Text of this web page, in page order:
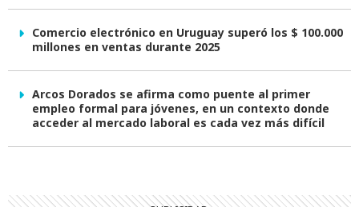
Comercio electrónico en Uruguay superó los $ 100.000
millones en ventas durante 2025
Arcos Dorados se afirma como puente al primer
empleo formal para jóvenes, en un contexto donde
acceder al mercado laboral es cada vez más difícil